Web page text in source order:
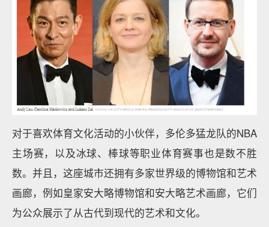
对于喜欢体育文化活动的小伙伴，多伦多猛龙队的NBA
主场赛，以及冰球、棒球等职业体育赛事也是数不胜
数。并且，这座城市还拥有多家世界级的博物馆和艺术
画廊，例如皇家安大略博物馆和安大略艺术画廊，它们
为公众展示了从古代到现代的艺术和文化。